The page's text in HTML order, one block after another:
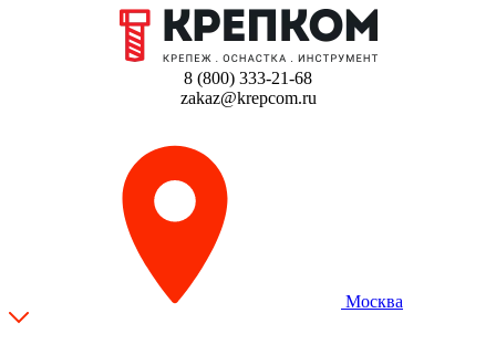
8 (800) 333-21-68
zakaz@krepcom.ru
Москва